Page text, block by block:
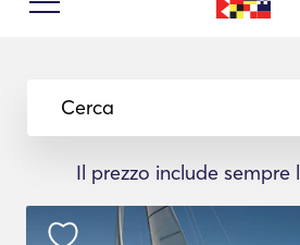
Cerca
Il prezzo include sempre